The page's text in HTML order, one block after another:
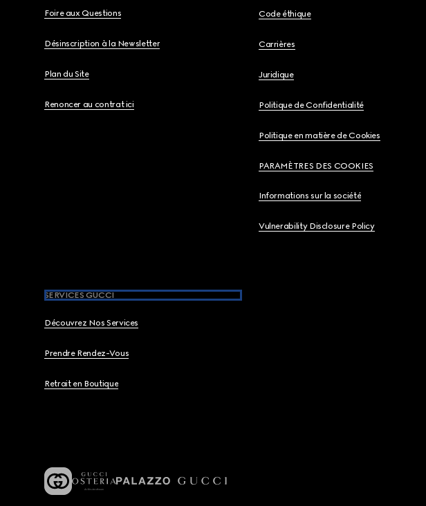
Foire aux Questions
Désinscription à la Newsletter
Plan du Site
Renoncer au contrat ici
Code éthique
Carrières
Juridique
Politique de Confidentialité
Politique en matière de Cookies
PARAMÈTRES DES COOKIES
Informations sur la société
Vulnerability Disclosure Policy
SERVICES GUCCI
Découvrez Nos Services
Prendre Rendez-Vous
Retrait en Boutique